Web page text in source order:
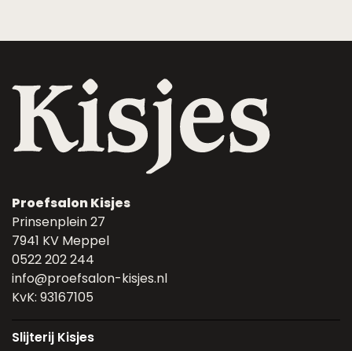
Proefsalon Kisjes
Prinsenplein 27
7941 KV Meppel
0522 202 244
info@proefsalon-kisjes.nl
KvK: 93167105
Slijterij Kisjes